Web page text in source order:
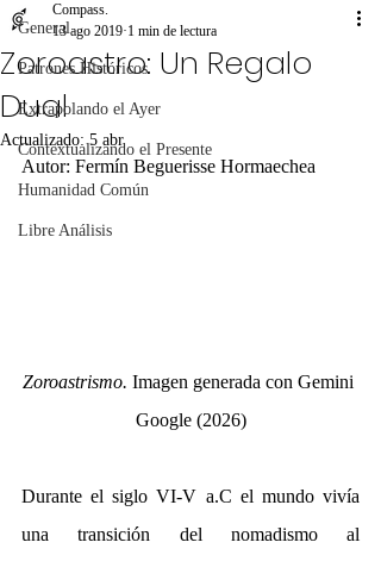
General
Patrones Históricos
Extrapolando el Ayer
Contextualizando el Presente
Humanidad Común
Libre Análisis
Zoroastro: Un Regalo
Dual
Compass.
13 ago 2019 1 min de lectura
Actualizado:5 abr
Autor: Fermín Beguerisse Hormaechea
Zoroastrismo. Imagen generada con Gemini
Google (2026)
Durante el siglo VI-V a.C el mundo vivía
una transición del nomadismo al